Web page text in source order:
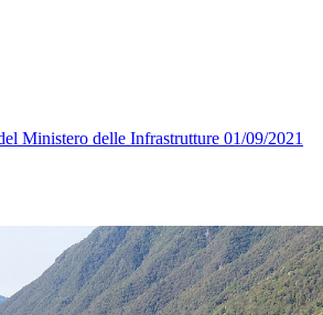
Ministero delle Infrastrutture 01/09/2021